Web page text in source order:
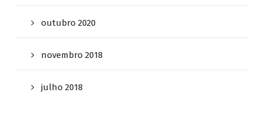
outubro 2020
novembro 2018
julho 2018